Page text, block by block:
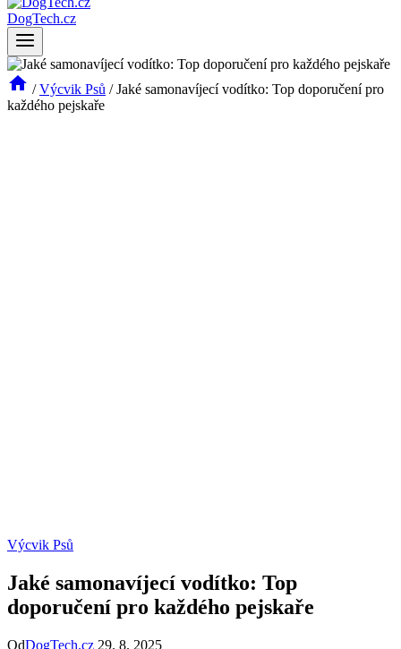
DogTech.cz
/ Výcvik Psů / Jaké samonavíjecí vodítko: Top doporučení pro
každého pejskaře
Výcvik Psů
Jaké samonavíjecí vodítko: Top
doporučení pro každého pejskaře
OdDogTech.cz 29. 8. 2025